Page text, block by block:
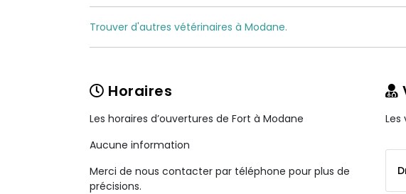
Trouver d'autres vétérinaires à Modane.
Horaires
Les horaires d’ouvertures de Fort à Modane
Aucune information
Merci de nous contacter par téléphone pour plus de
précisions.